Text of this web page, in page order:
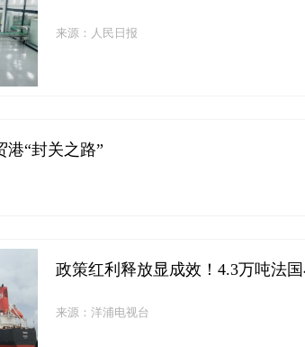
来源：人民日报
港“封关之路”
政策红利释放显成效！4.3万吨法
来源：洋浦电视台